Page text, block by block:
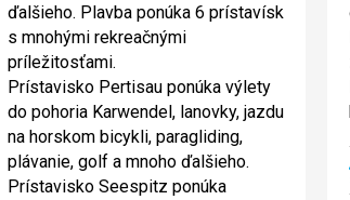
ďalšieho. Plavba ponúka 6 prístavísk
s mnohými rekreačnými
príležitosťami.
Prístavisko Pertisau ponúka výlety
do pohoria Karwendel, lanovky, jazdu
na horskom bicykli, paragliding,
plávanie, golf a mnoho ďalšieho.
Prístavisko Seespitz ponúka